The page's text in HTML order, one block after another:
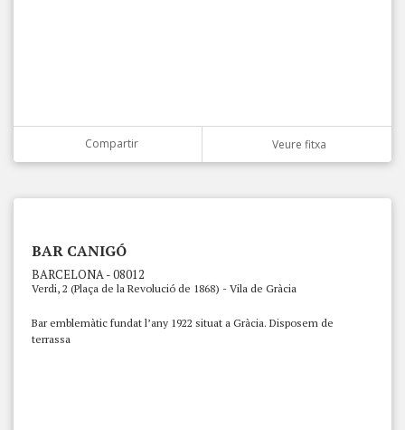
Compartir Veure fitxa
BAR CANIGÓ
BARCELONA - 08012
Verdi, 2 (Plaça de la Revolució de 1868) - Vila de Gràcia
Bar emblemàtic fundat l’any 1922 situat a Gràcia. Disposem de
terrassa